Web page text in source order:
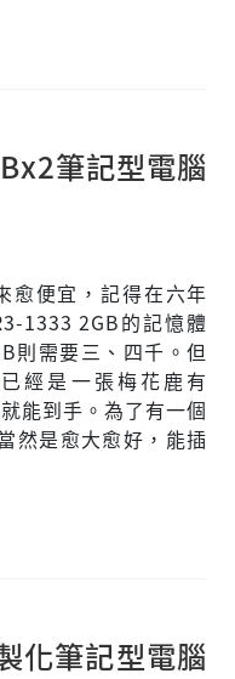
筆記型電腦
愈便宜，記得在六年
1333 2GB的記憶體
則需要三、四千。但
經是一張梅花鹿有
能到手。為了有一個
然是愈大愈好，能插
化筆記型電腦